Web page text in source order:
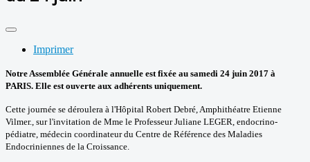
Imprimer
Notre Assemblée Générale annuelle est fixée au samedi 24 juin 2017 à
PARIS. Elle est ouverte aux adhérents uniquement.
Cette journée se déroulera à l'Hôpital Robert Debré, Amphithéatre Etienne
Vilmer., sur l'invitation de Mme le Professeur Juliane LEGER, endocrino-
pédiatre, médecin coordinateur du Centre de Référence des Maladies
Endocriniennes de la Croissance.